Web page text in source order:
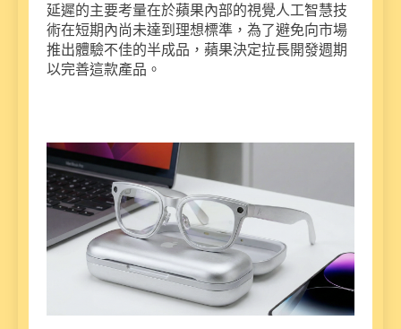
延遲的主要考量在於蘋果內部的視覺人工智慧技
術在短期內尚未達到理想標準，為了避免向市場
推出體驗不佳的半成品，蘋果決定拉長開發週期
以完善這款產品。